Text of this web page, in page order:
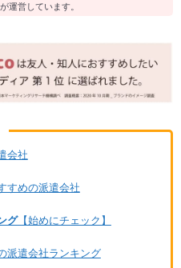
運営しています。
会社
すめの派遣会社
グ【始めにチェック】
派遣会社ランキング